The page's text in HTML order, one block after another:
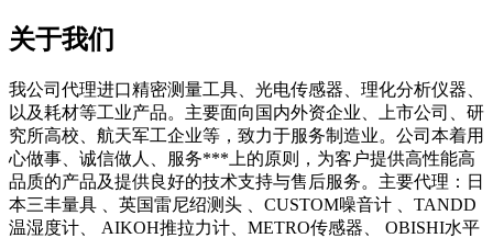
关于我们
我公司代理进口精密测量工具、光电传感器、理化分析仪器、
以及耗材等工业产品。主要面向国内外资企业、上市公司、研
究所高校、航天军工企业等，致力于服务制造业。公司本着用
心做事、诚信做人、服务***上的原则，为客户提供高性能高
品质的产品及提供良好的技术支持与售后服务。主要代理：日
本三丰量具 、英国雷尼绍测头 、CUSTOM噪音计 、TANDD
温湿度计、 AIKOH推拉力计、METRO传感器、 OBISHI水平